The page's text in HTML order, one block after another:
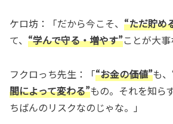
ケロ坊：「だから今こそ、 “ただ貯め
て、 “学んで守る・増やす”ことが大事
フクロっち先生：「“お金の価値”も
間によって変わる”もの。それを知ら
ちばんのリスクなのじゃな。」